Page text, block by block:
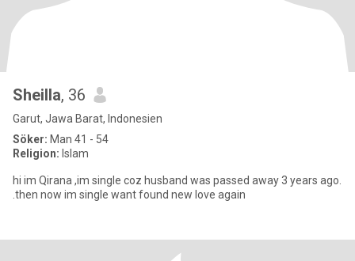
Sheilla, 36
Garut, Jawa Barat, Indonesien
Söker: Man 41 - 54
Religion: Islam
hi im Qirana ,im single coz husband was passed away 3 years ago.
.then now im single want found new love again